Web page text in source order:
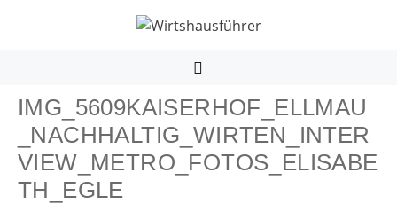
IMG_5609KAISERHOF_ELLMAU
_NACHHALTIG_WIRTEN_INTER
VIEW_METRO_FOTOS_ELISABE
TH_EGLE